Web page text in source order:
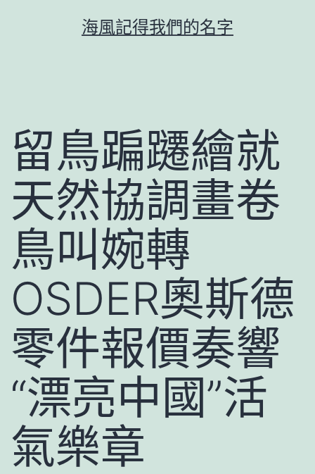
海風記得我們的名字
留鳥蹁躚繪就
天然協調畫卷
鳥叫婉轉
OSDER奧斯德
零件報價奏響
“漂亮中國”活
氣樂章